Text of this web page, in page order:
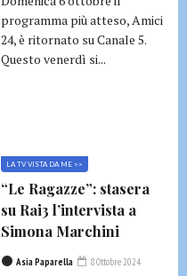
programma più atteso, Amici
24, è ritornato su Canale 5.
Questo venerdì si...
LA TV VISTA DA ME >>
“Le Ragazze”: stasera
su Rai3 l’intervista a
Simona Marchini
Asia Paparella 8 Ottobre 2024